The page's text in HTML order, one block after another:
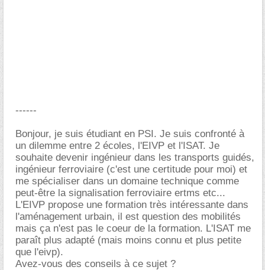
------
Bonjour, je suis étudiant en PSI. Je suis confronté à
un dilemme entre 2 écoles, l'EIVP et l'ISAT. Je
souhaite devenir ingénieur dans les transports guidés,
ingénieur ferroviaire (c'est une certitude pour moi) et
me spécialiser dans un domaine technique comme
peut-être la signalisation ferroviaire ertms etc...
L'EIVP propose une formation très intéressante dans
l'aménagement urbain, il est question des mobilités
mais ça n'est pas le coeur de la formation. L'ISAT me
paraît plus adapté (mais moins connu et plus petite
que l'eivp).
Avez-vous des conseils à ce sujet ?